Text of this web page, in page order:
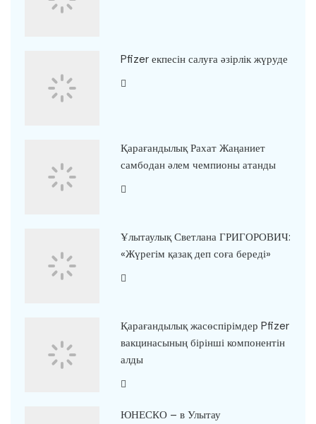
Pfizer екпесін салуға әзірлік жүруде
Қарағандылық Рахат Жаңаниет
самбодан әлем чемпионы атанды
Ұлытаулық Светлана ГРИГОРОВИЧ:
«Жүрегім қазақ деп соға береді»
Қарағандылық жасөспірімдер Pfizer
вакцинасының бірінші компонентін
алды
ЮНЕСКО – в Улытау